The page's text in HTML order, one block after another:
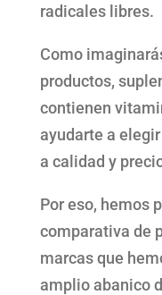
radicales libres.
Como
productos,
contienen
ayudarte a
a calidad y
Por eso, hemos
comparativa de
marcas que
amplio abanico